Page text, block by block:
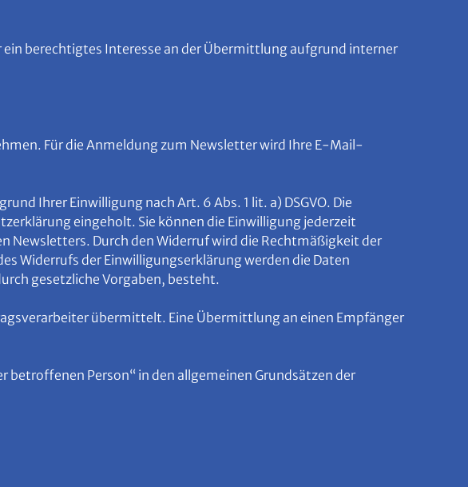
ein berechtigtes Interesse an der Übermittlung aufgrund interner
Für die Anmeldung zum Newsletter wird Ihre E-Mail-
Ihrer Einwilligung nach Art. 6 Abs. 1 lit. a) DSGVO. Die
eingeholt. Sie können die Einwilligung jederzeit
Newsletters. Durch den Widerruf wird die Rechtmäßigkeit der
Widerrufs der Einwilligungserklärung werden die Daten
gesetzliche Vorgaben, besteht.
übermittelt. Eine Übermittlung an einen Empfänger
betroffenen Person“ in den allgemeinen Grundsätzen der